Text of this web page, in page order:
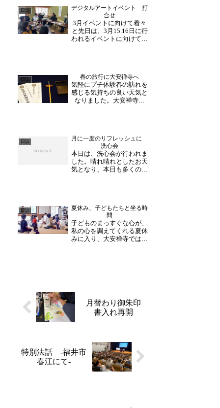
り。また、側溝に溜まった
泥や落ち葉も綺麗に取り除
くなど、暑い中テキパキ
と...
日誌
デジタルアートイベント 打
合せ
3月イベントに向けて着々
と先日は、3月15.16日に行
われるイベントに向けての
す。福井の文化財を未来へ
プロジェクトの一つとし
て、大安禅寺を舞台に、
ア...
日誌 春の旅行に大安禅寺へ
気軽にプチ体験春の訪れを
感じる気持ちの良い天気と
なりました。大安禅寺で
明もありますので、気軽に
挑戦して頂くことが出来ま
す。初興味がある方はぜ
ひ、...
日誌
月に一度のリフレッシュに
洗心会
本日は、洗心会が行われま
した。晴れ晴れとしたお天
気となり、本日も多くの方
常生活の忙しい日々から少
し離れて自分と向き合う時
間をお楽しみ下さい。写
経...
日誌
夏休み、子どもたちと坐る時
間
子どものまっすぐな心が、
私の心を調えてくれる夏休
みに入り、大安禅寺では児
い空気に包まれます。中
に...
月替わり御朱印
書入れ再開
特別法話 -福井市
春江にて-